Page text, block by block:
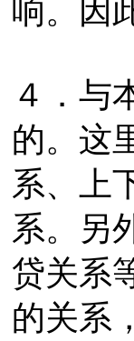
响。因
４．与
的。这
系、上
系。另
贷关系
的关系